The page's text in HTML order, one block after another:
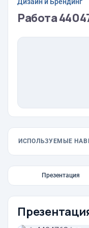
Работа
ИСПОЛЬЗУЕМЫЕ
Презентация